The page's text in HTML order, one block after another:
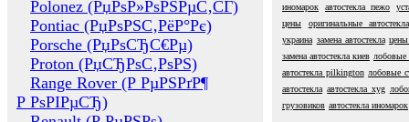
Polonez (РџРѕР»РѕРЅРµС‚СЃ)
Pontiac (РџРѕРЅС‚РёР°Рє)
Porsche (РџРѕСЂС€Рµ)
Proton (РџСЂРѕС‚РѕРЅ)
Range Rover (Р РµРЅРґР¶
Р РѕРІРµСЂ)
иномарок
автостекла пежо
цены
оригинальные автостекла
украина замена автостекла
замена автостекла киев лобовые
автостекла pilkington лобовые
автостекла автостекла xyg
грузовиков автостекла иномарок